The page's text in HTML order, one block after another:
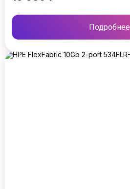
Подробнее